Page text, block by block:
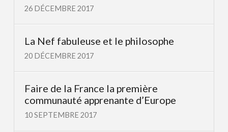
26 DÉCEMBRE 2017
La Nef fabuleuse et le philosophe
20 DÉCEMBRE 2017
Faire de la France la première
communauté apprenante d’Europe
10 SEPTEMBRE 2017